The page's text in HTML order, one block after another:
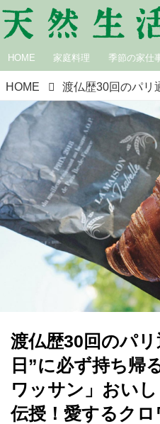
HOME 家庭料理 季節の家仕
HOME
渡仏歴30回のパ
日”に必ず持ち帰
ワッサン」おい
伝授！愛するク